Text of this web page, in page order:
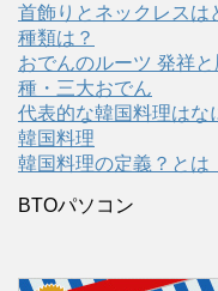
首飾りとネックレスは
種類は？
おでんのルーツ 発祥
種・三大おでん
代表的な韓国料理はな
韓国料理
韓国料理の定義？と
BTOパソコン